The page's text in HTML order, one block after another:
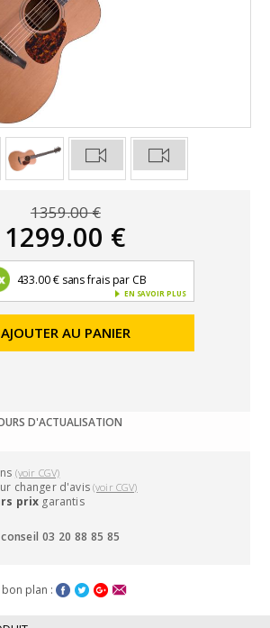
1359.00 €
1299.00 €
433.00 € sans frais par CB
EN SAVOIR PLUS
AJOUTER AU PANIER
D'ACTUALISATION
(voir CGV)
changer d'avis(voir CGV)
prix garantis
03 20 88 85 85
plan :